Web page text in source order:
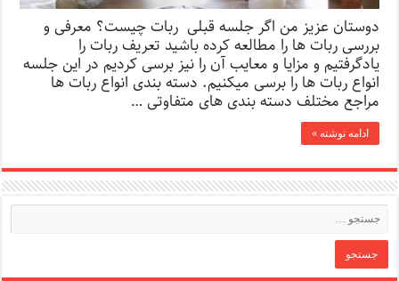
دوستان عزیز من اگر جلسه قبلی ربات چیست؟ معرفی و
بررسی ربات ها را مطالعه کرده باشید تعریف ربات را
یادگرفتیم و مزایا و معایب آن را نیز برسی کردیم در این جلسه
انواع ربات ها را برسی میکنیم. دسته بندی انواع ربات ها
مراجع مختلف دسته بندی های متفاوتی …
ادامه نوشته »